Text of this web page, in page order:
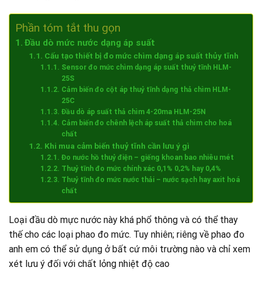
Phần tóm tắt thu gọn
Đầu dò mức nước dạng áp suất
Cấu tạo thiết bị đo mức chìm dạng áp suất thủy tĩnh
Sensor đo mức chìm dạng áp suất thuỷ tĩnh HLM-
25S
Cảm biến đo cột áp thuỷ tĩnh dạng thả chìm HLM-
25C
Đầu dò áp suất thả chìm 4-20ma HLM-25N
Cảm biến đo chênh lệch áp suất thả chìm cho hoá
chất
Khi mua cảm biến thuỷ tĩnh cần lưu ý gì
Đo nước hồ thuỷ điện – giếng khoan bao nhiêu mét
Thuỷ tĩnh đo mức chính xác 0,1% 0,2% hay 0,4%
Thuỷ tĩnh đo mức nước thải – nước sạch hay axit hoá
chất
Loại đầu dò mực nước này khá phổ thông và có thể thay
thế cho các loại phao đo mức. Tuy nhiên; riêng về phao đo
anh em có thể sử dụng ở bất cứ môi trường nào và chỉ xem
xét lưu ý đối với chất lỏng nhiệt độ cao